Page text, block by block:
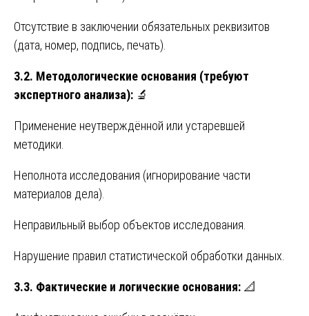
Отсутствие в заключении обязательных реквизитов
(дата, номер, подпись, печать).
3.2. Методологические основания (требуют
экспертного анализа): 🔬
Применение неутверждённой или устаревшей
методики.
Неполнота исследования (игнорирование части
материалов дела).
Неправильный выбор объектов исследования.
Нарушение правил статистической обработки данных.
3.3. Фактические и логические основания: 📐